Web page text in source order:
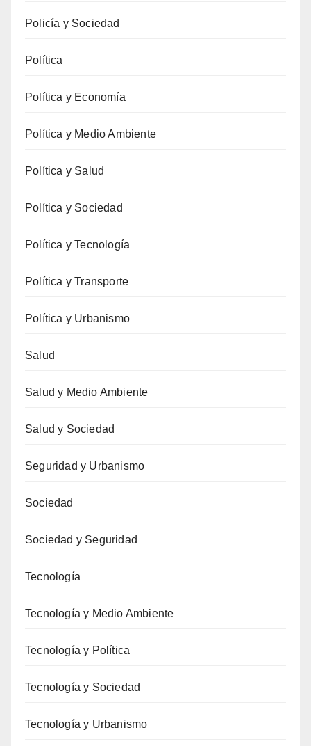
Policía y Sociedad
Política
Política y Economía
Política y Medio Ambiente
Política y Salud
Política y Sociedad
Política y Tecnología
Política y Transporte
Política y Urbanismo
Salud
Salud y Medio Ambiente
Salud y Sociedad
Seguridad y Urbanismo
Sociedad
Sociedad y Seguridad
Tecnología
Tecnología y Medio Ambiente
Tecnología y Política
Tecnología y Sociedad
Tecnología y Urbanismo